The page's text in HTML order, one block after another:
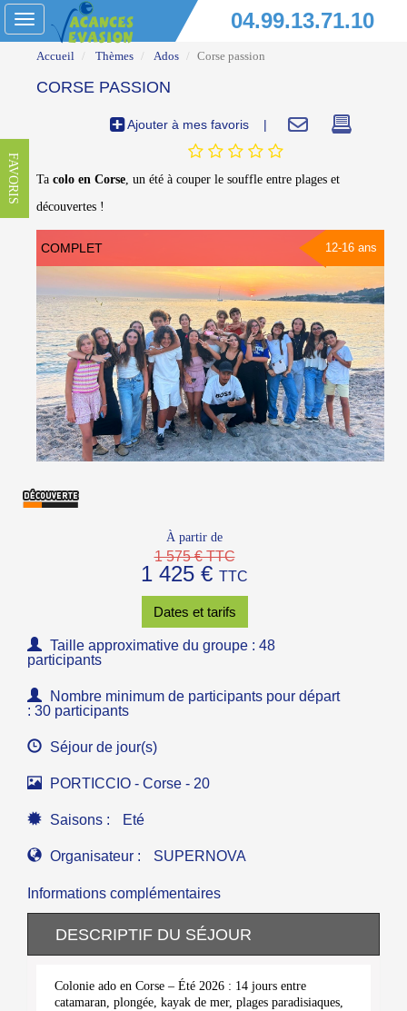
04.99.13.71.10
Toggle
navigation
FAVORIS
Accueil Thèmes Ados Corse passion
CORSE PASSION
Ajouter à mes favoris |
Ta colo en Corse, un été à couper le souffle entre plages et
découvertes !
COMPLET 12-16 ans
À partir de
1 575 € TTC
1 425 € TTC
Dates et tarifs
Taille approximative du groupe : 48
participants
Nombre minimum de participants pour départ
: 30 participants
Séjour de jour(s)
PORTICCIO - Corse - 20
Saisons : Eté
Organisateur : SUPERNOVA
Informations complémentaires
DESCRIPTIF DU SÉJOUR
Colonie ado en Corse – Été 2026 : 14 jours entre
catamaran, plongée, kayak de mer, plages paradisiaques,